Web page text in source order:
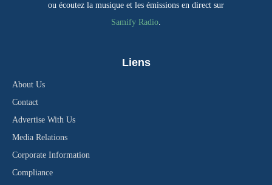
ou écoutez la musique et les émissions en direct sur
Samify Radio.
Liens
About Us
Contact
Advertise With Us
Media Relations
Corporate Information
Compliance